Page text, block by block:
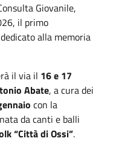
Giovanile,
il primo
alla memoria
il via il 16 e 17
Abate, a cura dei
con la
da canti e balli
“Città di Ossi”.